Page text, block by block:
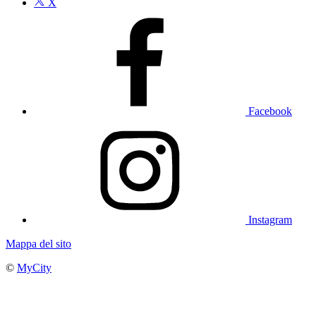
X
Facebook
Instagram
Mappa del sito
© MyCity